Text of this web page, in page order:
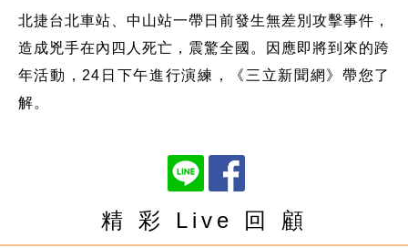
北捷台北車站、中山站一帶日前發生無差別攻擊事件，
造成兇手在內四人死亡，震驚全國。因應即將到來的跨
年活動，24日下午進行演練，《三立新聞網》帶您了
解。
精 彩 Live 回 顧